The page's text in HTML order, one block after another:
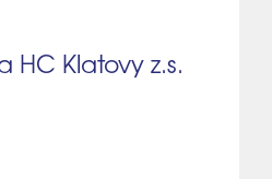
Klatovy z.s.